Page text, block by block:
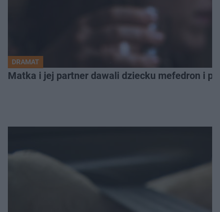
DRAMAT
Matka i jej partner dawali dziecku mefedron i